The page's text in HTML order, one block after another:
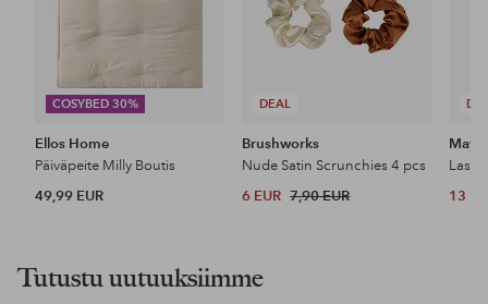
COSYBED 30%
Ellos Home
Päiväpeite Milly Boutis
49,99 EUR
DEAL
Brushworks
Nude Satin Scrunchies 4 pcs
6 EUR 7,90 EUR 13
Tutustu uutuuksiimme